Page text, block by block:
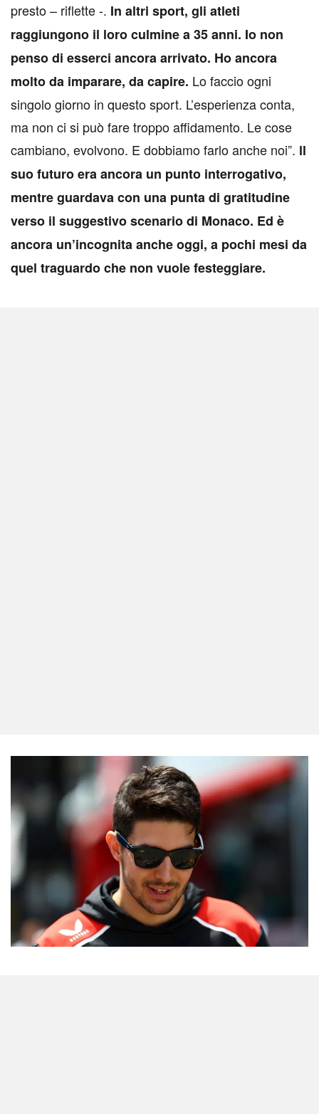
presto – riflette -. In altri sport, gli atleti
raggiungono il loro culmine a 35 anni. Io non
penso di esserci ancora arrivato. Ho ancora
molto da imparare, da capire. Lo faccio ogni
singolo giorno in questo sport. L’esperienza conta,
ma non ci si può fare troppo affidamento. Le cose
cambiano, evolvono. E dobbiamo farlo anche noi”. ll
suo futuro era ancora un punto interrogativo,
mentre guardava con una punta di gratitudine
verso il suggestivo scenario di Monaco. Ed è
ancora un’incognita anche oggi, a pochi mesi da
quel traguardo che non vuole festeggiare.